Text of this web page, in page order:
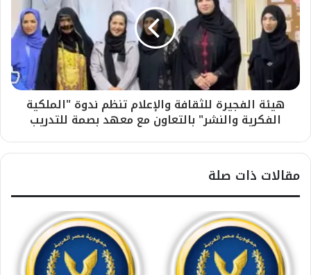
هيئة الفجيرة للثقافة والإعلام تنظم ندوة "الملكية
الفكرية والنشر" بالتعاون مع معهد بصمة للتدريب
مقالات ذات صلة